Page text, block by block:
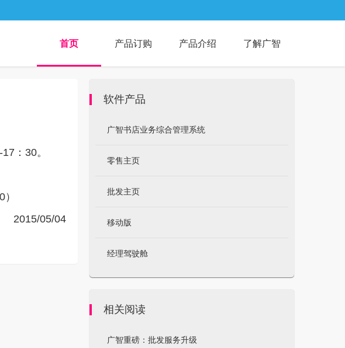
首页 产品订购 产品介绍 了解广智
：30。
05/04
软件产品
广智书店业务综合管理系统
零售主页
批发主页
移动版
经理驾驶舱
相关阅读
广智重磅：批发服务升级